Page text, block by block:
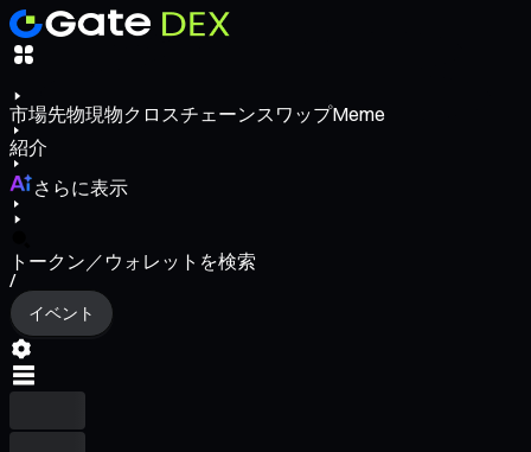
市場先物現物クロスチェーンスワップMeme
紹介
さらに表示
トークン／ウォレットを検索
/
イベント